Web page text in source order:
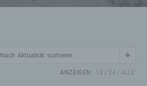
Nach Aktualität sortieren
ANZEIGEN: 12 24 ALLE: